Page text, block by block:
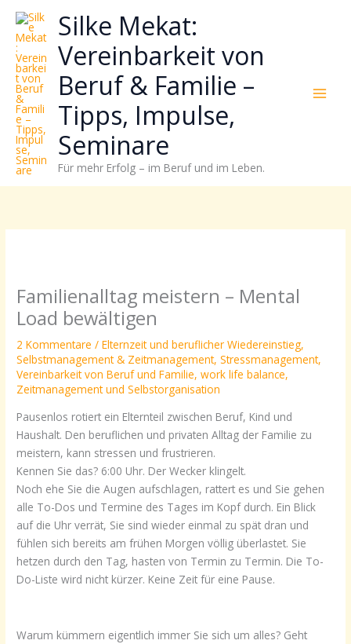
Zum
Inhalt
springen
Silke Mekat:
Vereinbarkeit von
Beruf & Familie –
Tipps, Impulse,
Seminare
Für mehr Erfolg – im Beruf und im Leben.
Familienalltag meistern – Mental
Load bewältigen
2 Kommentare /Elternzeit und beruflicher Wiedereinstieg,
Selbstmanagement & Zeitmanagement,Stressmanagement,
Vereinbarkeit von Beruf und Familie,work life balance,
Zeitmanagement und Selbstorganisation
Pausenlos rotiert ein Elternteil zwischen Beruf, Kind und
Haushalt. Den beruflichen und privaten Alltag der Familie zu
meistern, kann stressen und frustrieren.
Kennen Sie das? 6:00 Uhr. Der Wecker klingelt.
Noch ehe Sie die Augen aufschlagen, rattert es und Sie gehen
alle To-Dos und Termine des Tages im Kopf durch. Ein Blick
auf die Uhr verrät, Sie sind wieder einmal zu spät dran und
fühlen sich bereits am frühen Morgen völlig überlastet. Sie
hetzen durch den Tag, hasten von Termin zu Termin. Die To-
Do-Liste wird nicht kürzer. Keine Zeit für eine Pause.
Warum kümmern eigentlich immer Sie sich um alles? Geht
wie
sich
Stress
reduzieren
Energie
gezielter
einsetzen
lässt?
Einfach